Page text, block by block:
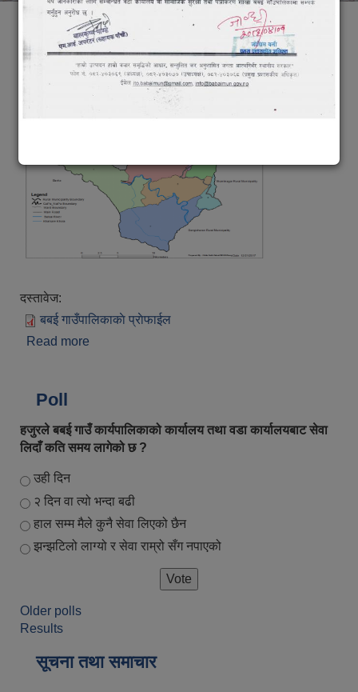
बबई गाउँपालिकाकाे संक्षिप्त परिचय
Submitted on: Tue, 07/17/2018 - 11:41
दस्तावेज:
बबई गाउँपालिकाकाे प्राेफाईल
Read more
Poll
हजुरले बबई गाउँ कार्यपालिकाको कार्यालय तथा वडा कार्यालयबाट सेवा
लिदाँ कति समय लागेको छ ?
Choices
उही दिन
२ दिन वा त्यो भन्दा बढी
हाल सम्म मैले कुनै सेवा लिएको छैन
झन्झटिलो लाग्यो र सेवा राम्रो सँग नपाएको
Older polls
Results
सूचना तथा समाचार